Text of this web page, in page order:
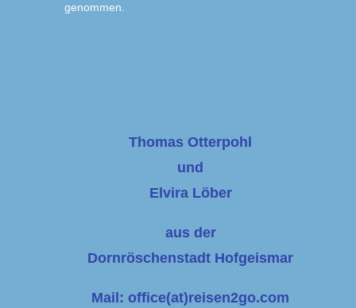
genommen.
Thomas Otterpohl
und
Elvira Löber
aus der
Dornröschenstadt Hofgeismar
Mail: office(at)reisen2go.com